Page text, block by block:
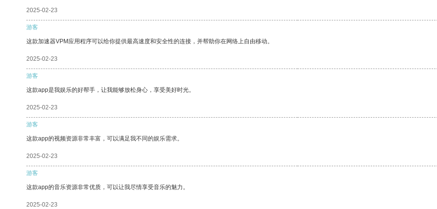
2025-02-23
游客
这款加速器VPM应用程序可以给你提供最高速度和安全性的连接，并帮助你在网络上自由移动。
2025-02-23
游客
这款app是我娱乐的好帮手，让我能够放松身心，享受美好时光。
2025-02-23
游客
这款app的视频资源非常丰富，可以满足我不同的娱乐需求。
2025-02-23
游客
这款app的音乐资源非常优质，可以让我尽情享受音乐的魅力。
2025-02-23